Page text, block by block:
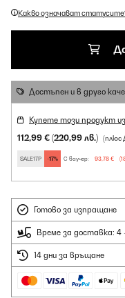
Какво означават
Достъпен и в друго
Купете този продукт
112,99 € (220,99 лв.) (плюс
SALE17P -17% С ваучер: 93,78 €
Готово за изпращане
Време за доставка: 4
14 дни за връщане